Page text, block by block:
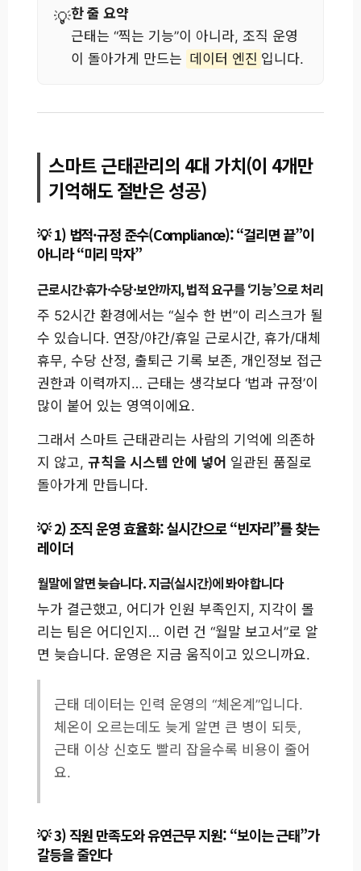
한 줄 요약
근태는 “찍는 기능”이 아니라, 조직 운영
이 돌아가게 만드는 데이터 엔진 입니다.
스마트 근태관리의 4대 가치(이 4개만
기억해도 절반은 성공)
1) 법적·규정 준수(Compliance): “걸리면 끝”이
아니라 “미리 막자”
근로시간·휴가·수당·보안까지, 법적 요구를 ‘기능’으로 처리
주 52시간 환경에서는 “실수 한 번”이 리스크가 될
수 있습니다. 연장/야간/휴일 근로시간, 휴가/대체
휴무, 수당 산정, 출퇴근 기록 보존, 개인정보 접근
권한과 이력까지… 근태는 생각보다 ‘법과 규정’이
많이 붙어 있는 영역이에요.
그래서 스마트 근태관리는 사람의 기억에 의존하
지 않고, 규칙을 시스템 안에 넣어 일관된 품질로
돌아가게 만듭니다.
2) 조직 운영 효율화: 실시간으로 “빈자리”를 찾는
레이더
월말에 알면 늦습니다. 지금(실시간)에 봐야 합니다
누가 결근했고, 어디가 인원 부족인지, 지각이 몰
리는 팀은 어디인지… 이런 건 “월말 보고서”로 알
면 늦습니다. 운영은 지금 움직이고 있으니까요.
근태 데이터는 인력 운영의 “체온계”입니다.
체온이 오르는데도 늦게 알면 큰 병이 되듯,
근태 이상 신호도 빨리 잡을수록 비용이 줄어
요.
3) 직원 만족도와 유연근무 지원: “보이는 근태”가
갈등을 줄인다